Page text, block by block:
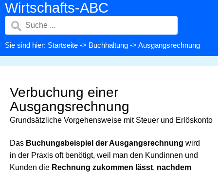
Wirtschafts-ABC
Sie sind hier: Startseite -> Buchhaltung -> Ausgangsrechnung
Verbuchung einer
Ausgangsrechnung
Grundsätzliche Vorgehensweise mit Steuer und Erlöskonto
Das Buchungsbeispiel der Ausgangsrechnung wird
in der Praxis oft benötigt, weil man den Kundinnen und
Kunden die Rechnung zukommen lässt, nachdem